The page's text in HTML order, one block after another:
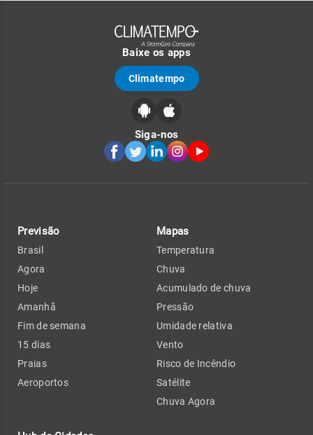
Baixe os apps
Climatempo
Siga-nos
Previsão
Brasil
Agora
Hoje
Amanhã
Fim de semana
15 dias
Praias
Aeroportos
Mapas
Temperatura
Chuva
Acumulado de chuva
Pressão
Umidade relativa
Vento
Risco de Incêndio
Satélite
Chuva Agora